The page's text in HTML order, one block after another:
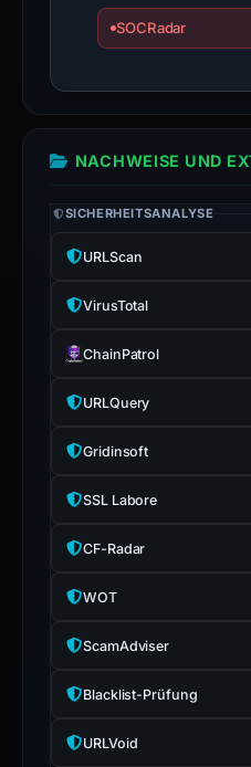
live
with
the
submit
SOCRadar
NACHWEISE UND
SICHERHEITSANALYSE
URLScan
VirusTotal
ChainPatrol
URLQuery
Gridinsoft
SSL Labore
CF-Radar
WOT
ScamAdviser
Blacklist-Prüfung
URLVoid